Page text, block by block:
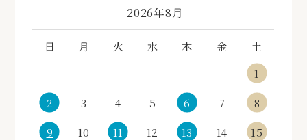
2026年8月
日 月 火 水 木 金
土
1
2 3 4 5 6 7 8
9 10 11 12 13 14 15